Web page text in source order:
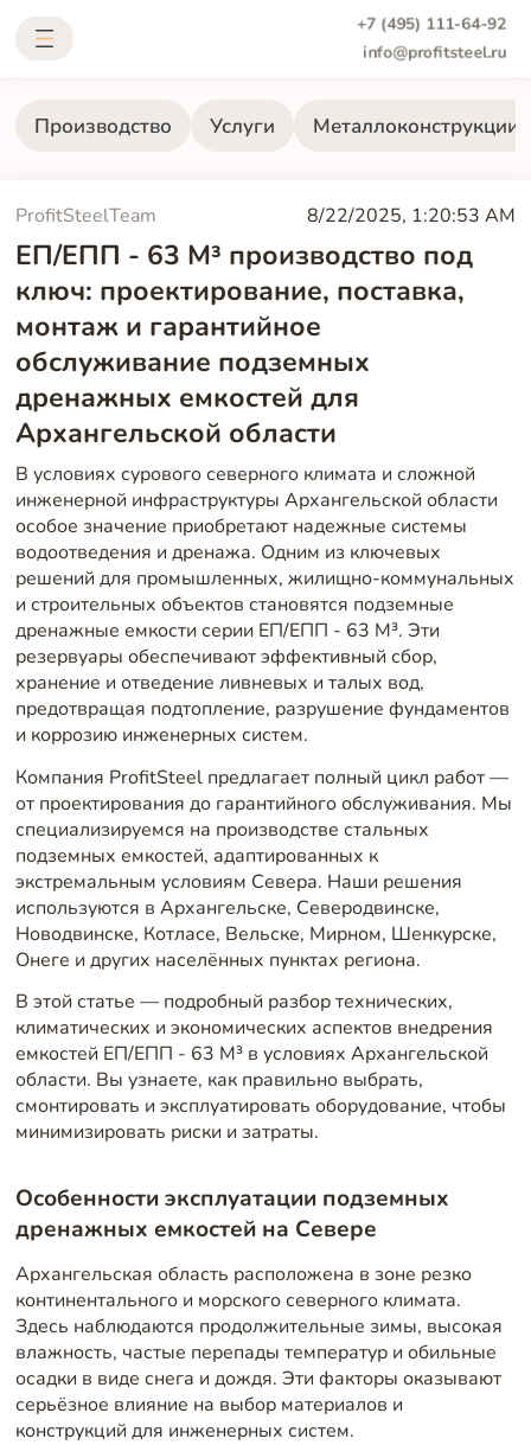
+7 (495) 111-64-92
info@profitsteel.ru
Производство Услуги Металлоконструкции
ProfitSteelTeam 8/22/2025, 1:20:53 AM
ЕП/ЕПП - 63 М³ производство под
ключ: проектирование, поставка,
монтаж и гарантийное
обслуживание подземных
дренажных емкостей для
Архангельской области
В условиях сурового северного климата и сложной
инженерной инфраструктуры Архангельской области
особое значение приобретают надежные системы
водоотведения и дренажа. Одним из ключевых
решений для промышленных, жилищно-коммунальных
и строительных объектов становятся подземные
дренажные емкости серии ЕП/ЕПП - 63 М³. Эти
резервуары обеспечивают эффективный сбор,
хранение и отведение ливневых и талых вод,
предотвращая подтопление, разрушение фундаментов
и коррозию инженерных систем.
Компания ProfitSteel предлагает полный цикл работ —
от проектирования до гарантийного обслуживания. Мы
специализируемся на производстве стальных
подземных емкостей, адаптированных к
экстремальным условиям Севера. Наши решения
используются в Архангельске, Северодвинске,
Новодвинске, Котласе, Вельске, Мирном, Шенкурске,
Онеге и других населённых пунктах региона.
В этой статье — подробный разбор технических,
климатических и экономических аспектов внедрения
емкостей ЕП/ЕПП - 63 М³ в условиях Архангельской
области. Вы узнаете, как правильно выбрать,
смонтировать и эксплуатировать оборудование, чтобы
минимизировать риски и затраты.
Особенности эксплуатации подземных
дренажных емкостей на Севере
Архангельская область расположена в зоне резко
континентального и морского северного климата.
Здесь наблюдаются продолжительные зимы, высокая
влажность, частые перепады температур и обильные
осадки в виде снега и дождя. Эти факторы оказывают
серьёзное влияние на выбор материалов и
конструкций для инженерных систем.